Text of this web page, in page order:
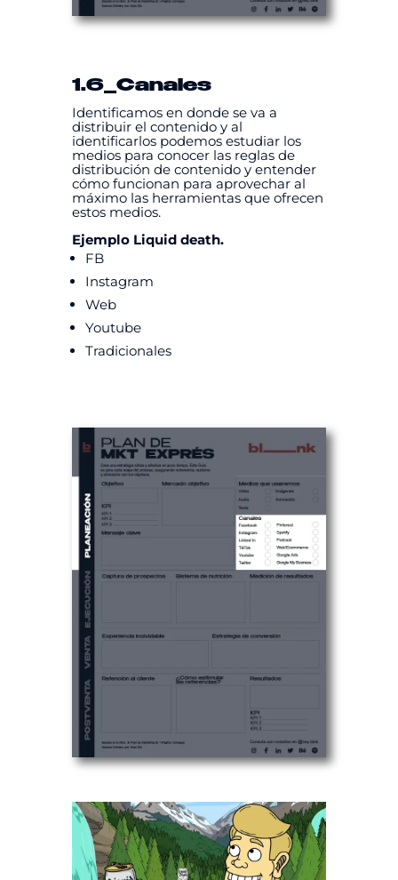
1.6_Canales
Identificamos en donde se va a
distribuir el contenido y al
identificarlos podemos estudiar los
medios para conocer las reglas de
distribución de contenido y entender
cómo funcionan para aprovechar al
máximo las herramientas que ofrecen
estos medios.
Ejemplo Liquid death.
FB
Instagram
Web
Youtube
Tradicionales